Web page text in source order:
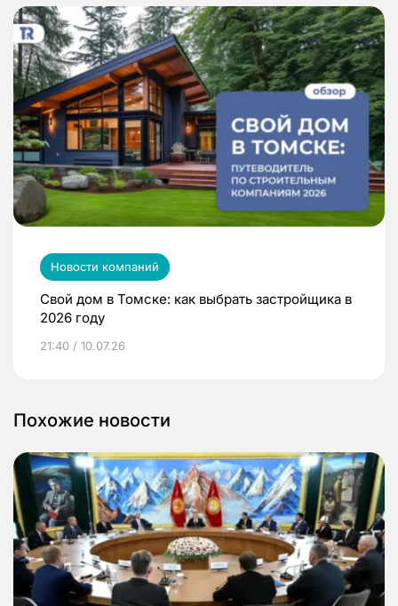
Новости компаний
Свой дом в Томске: как выбрать застройщика в
2026 году
21:40 / 10.07.26
Похожие новости